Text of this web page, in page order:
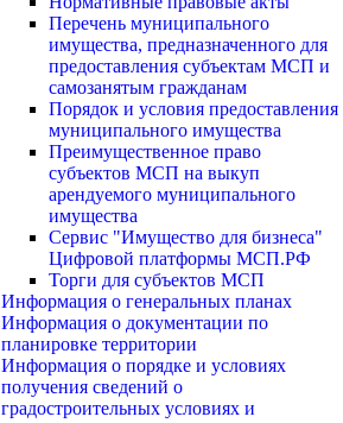
Перечень муниципального
имущества, предназначенного для
предоставления субъектам МСП и
самозанятым гражданам
Порядок и условия предоставления
муниципального имущества
Преимущественное право
субъектов МСП на выкуп
арендуемого муниципального
имущества
Сервис "Имущество для бизнеса"
Цифровой платформы МСП.РФ
Торги для субъектов МСП
Информация о генеральных планах
Информация о документации по
планировке территории
Информация о порядке и условиях
получения сведений о
градостроительных условиях и